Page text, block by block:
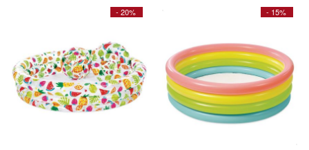
- 20% - 15%